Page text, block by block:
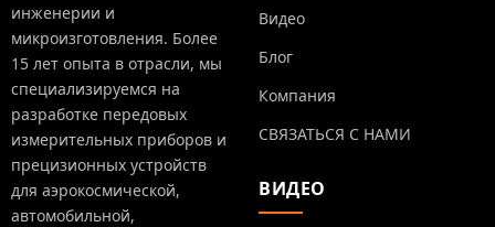
инженерии и
микроизготовления. Более
15 лет опыта в отрасли, мы
специализируемся на
разработке передовых
измерительных приборов и
прецизионных устройств
для аэрокосмической,
автомобильной,
Видео
Блог
Компания
СВЯЗАТЬСЯ С НАМИ
ВИДЕО